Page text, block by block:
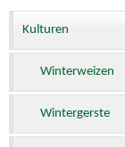
Kulturen
Winterweizen
Wintergerste